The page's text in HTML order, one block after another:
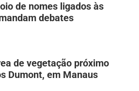
de nomes ligados às
debates
de vegetação próximo
Dumont, em Manaus